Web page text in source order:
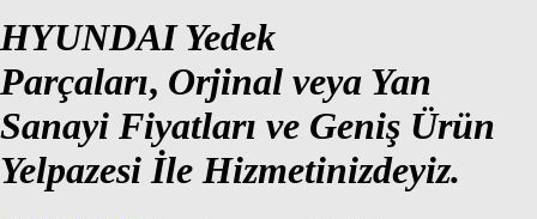
HYUNDAI Yedek
Parçaları, Orjinal veya Yan
Sanayi Fiyatları ve Geniş Ürün
Yelpazesi İle Hizmetinizdeyiz.